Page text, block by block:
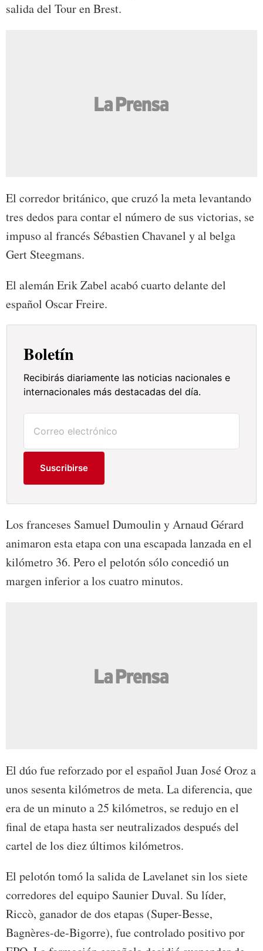
salida del Tour en Brest.
El corredor británico, que cruzó la meta levantando
tres dedos para contar el número de sus victorias, se
impuso al francés Sébastien Chavanel y al belga
Gert Steegmans.
El alemán Erik Zabel acabó cuarto delante del
español Oscar Freire.
Boletín
Recibirás diariamente las noticias nacionales e
internacionales más destacadas del día.
Suscribirse
Los franceses Samuel Dumoulin y Arnaud Gérard
animaron esta etapa con una escapada lanzada en el
kilómetro 36. Pero el pelotón sólo concedió un
margen inferior a los cuatro minutos.
El dúo fue reforzado por el español Juan José Oroz a
unos sesenta kilómetros de meta. La diferencia, que
era de un minuto a 25 kilómetros, se redujo en el
final de etapa hasta ser neutralizados después del
cartel de los diez últimos kilómetros.
El pelotón tomó la salida de Lavelanet sin los siete
corredores del equipo Saunier Duval. Su líder,
Riccò, ganador de dos etapas (Super-Besse,
Bagnères-de-Bigorre), fue controlado positivo por